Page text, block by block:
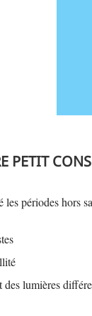
PETIT
les périodes hors
des lumières